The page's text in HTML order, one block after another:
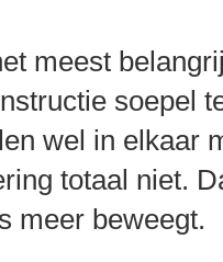
meest
soepel
wel in elkaar
totaal niet.
meer beweegt.